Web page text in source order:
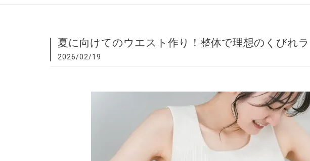
夏に向けてのウエスト作り！整体で理想のくびれ
2026/02/19